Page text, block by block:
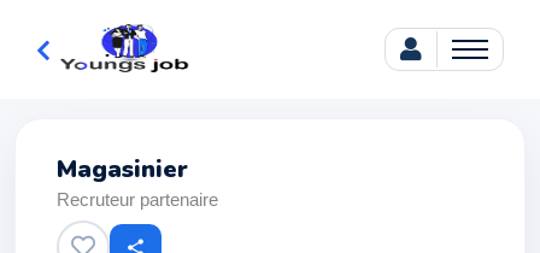
Magasinier
Recruteur partenaire
share